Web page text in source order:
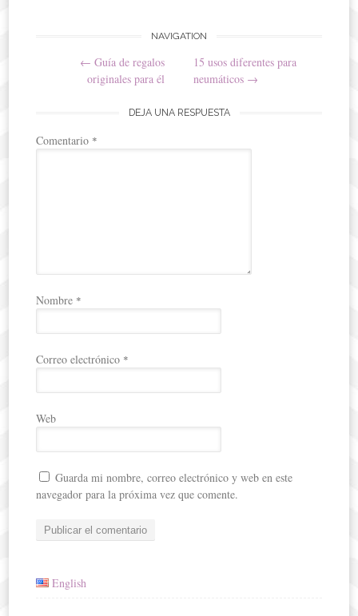
r
navigation
NAVIGATION
← Guía de regalos
originales para él
15 usos diferentes para
neumáticos →
DEJA UNA RESPUESTA
Comentario *
Nombre *
Correo electrónico *
Web
Guarda mi nombre, correo electrónico y web en este
navegador para la próxima vez que comente.
English